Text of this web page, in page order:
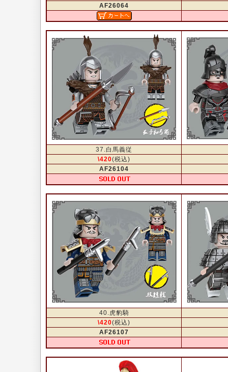
AF26064
37.白馬義従
\420(税込)
AF26104
40.虎豹騎
\420(税込)
AF26107